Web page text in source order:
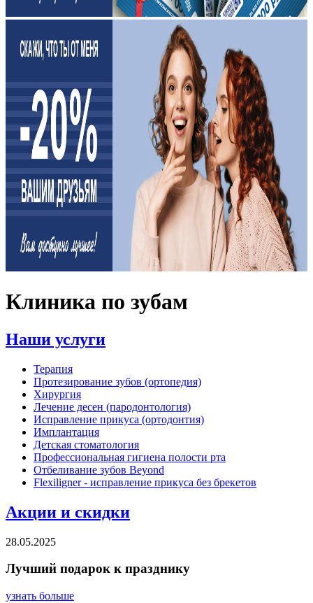
Клиника по зубам
Наши услуги
Терапия
Протезирование зубов (ортопедия)
Хирургия
Лечение десен (пародонтология)
Исправление прикуса (ортодонтия)
Имплантация
Детская стоматология
Профессиональная гигиена полости рта
Отбеливание зубов Beyond
Flexiligner - исправление прикуса без брекетов
Акции и скидки
28.05.2025
Лучший подарок к празднику
узнать больше